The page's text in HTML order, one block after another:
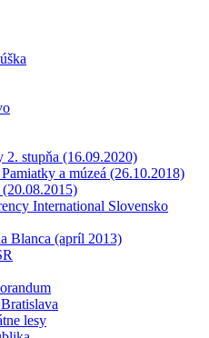
2. stupňa (16.09.2020)
a múzeá (26.10.2018)
International Slovensko
Blanca (apríl 2013)
lesy